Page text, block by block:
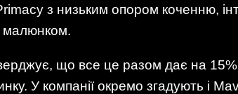
з низьким опором коченню,
малюнком.
що все це разом дає на
У компанії окремо згадують і